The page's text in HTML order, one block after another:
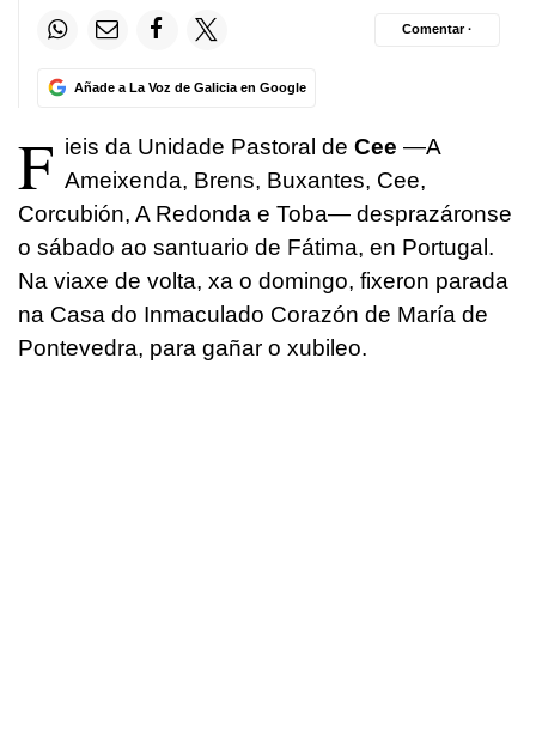
Añade a La Voz de Galicia en Google
Comentar ·
F ieis da Unidade Pastoral de Cee —A
Ameixenda, Brens, Buxantes, Cee,
Corcubión, A Redonda e Toba— desprazáronse
o sábado ao santuario de Fátima, en Portugal.
Na viaxe de volta, xa o domingo, fixeron parada
na Casa do Inmaculado Corazón de María de
Pontevedra, para gañar o xubileo.